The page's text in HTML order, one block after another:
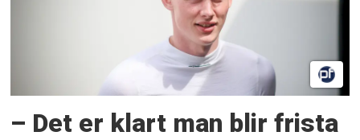
– Det er klart man blir frista